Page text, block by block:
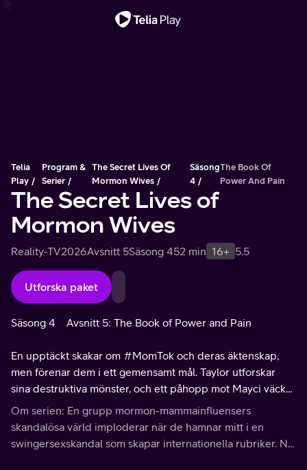
Telia
Play
Program &
Serier
The Secret Lives Of
Mormon Wives
Säsong
4
The Book Of
Power And Pain
The Secret Lives of
Mormon Wives
Reality-TV2026Avsnitt 5Säsong 452 min 16+ 5.5
Utforska paket
Säsong 4 Avsnitt 5: The Book of Power and Pain
En upptäckt skakar om #MomTok och deras äktenskap,
men förenar dem i ett gemensamt mål. Taylor utforskar
sina destruktiva mönster, och ett påhopp mot Mayci väcker
frågor om prioriteringar och lojalitet.
Om serien: En grupp mormon-mammainfluensers
skandalösa värld imploderar när de hamnar mitt i en
swingersexskandal som skapar internationella rubriker. Nu